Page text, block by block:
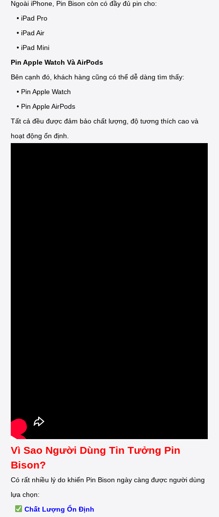
Ngoài iPhone, Pin Bison còn có đầy đủ pin cho:
• iPad Pro
• iPad Air
• iPad Mini
Pin Apple Watch Và AirPods
Bên cạnh đó, khách hàng cũng có thể dễ dàng tìm thấy:
• Pin Apple Watch
• Pin Apple AirPods
Tất cả đều được đảm bảo chất lượng, độ tương thích cao và
hoạt động ổn định.
Vì Sao Người Dùng Tin Tưởng Pin
Bison?
Có rất nhiều lý do khiến Pin Bison ngày càng được người dùng
lựa chọn:
Chất Lượng Ổn Định